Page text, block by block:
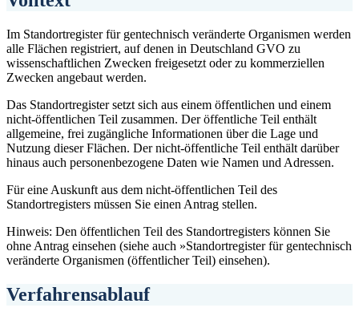
Im Standortregister für gentechnisch veränderte Organismen werden
alle Flächen registriert, auf denen in Deutschland GVO zu
wissenschaftlichen Zwecken freigesetzt oder zu kommerziellen
Zwecken angebaut werden.
Das Standortregister setzt sich aus einem öffentlichen und einem
nicht-öffentlichen Teil zusammen. Der öffentliche Teil enthält
allgemeine, frei zugängliche Informationen über die Lage und
Nutzung dieser Flächen. Der nicht-öffentliche Teil enthält darüber
hinaus auch personenbezogene Daten wie Namen und Adressen.
Für eine Auskunft aus dem nicht-öffentlichen Teil des
Standortregisters müssen Sie einen Antrag stellen.
Hinweis: Den öffentlichen Teil des Standortregisters können Sie
ohne Antrag einsehen (siehe auch »Standortregister für gentechnisch
veränderte Organismen (öffentlicher Teil) einsehen).
Verfahrensablauf